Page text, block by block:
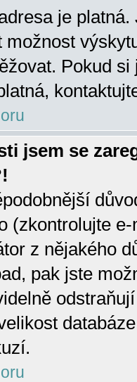
je
možnost
Pokud
jsem se
(zkontrolujte
z nějakého
pak jste